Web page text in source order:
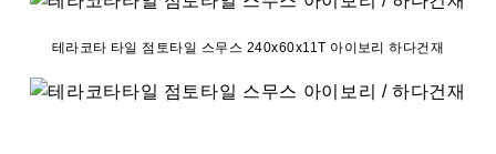
테라코타 타일 점토타일 스무스 240x60x11T 아이보리 하다건재